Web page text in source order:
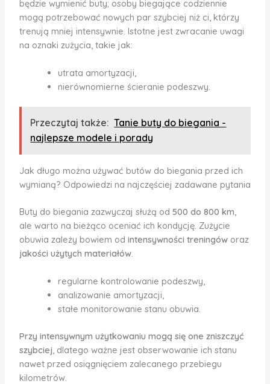
będzie wymienić buty; osoby biegające codziennie
mogą potrzebować nowych par szybciej niż ci, którzy
trenują mniej intensywnie. Istotne jest zwracanie uwagi
na oznaki zużycia, takie jak:
utrata amortyzacji,
nierównomierne ścieranie podeszwy.
Przeczytaj także: Tanie buty do biegania -
najlepsze modele i porady
Jak długo można używać butów do biegania przed ich
wymianą? Odpowiedzi na najczęściej zadawane pytania
Buty do biegania zazwyczaj służą od 500 do 800 km
ale warto na bieżąco oceniać ich kondycję. Zużycie
obuwia zależy bowiem od intensywności treningóworaz
jakości użytych materiałów.
regularne kontrolowanie podeszwy,
analizowanie amortyzacji,
stałe monitorowanie stanu obuwia.
Przy intensywnym użytkowaniu mogą się one zniszczyć
szybciej , dlatego ważne jest obserwowanie ich stanu
nawet przed osiągnięciem zalecanego przebiegu
kilometrów.